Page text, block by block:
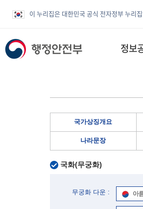
이 누리집은 대한민국 공식 전자정부 누리
정보
국가상징개요
나라문장
국화(무궁화)
무궁화 다운 : 아